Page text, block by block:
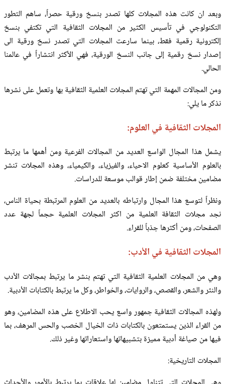
وبعد ان كانت هذه المجلات كلها تصدر بنسخ ورقية حصراً، ساهم التطور
التكنولوجي في تأسيس الكثير من المجلات الثقافية التي تكتفي بنسخ
إلكترونية رقمية فقط، بينما سارعت المجلات التي تصدر نسخ ورقية الى
إصدار نسخ رقمية إلى جانب النسخ الورقية، فهي الأكثر انتشاراً في عالمنا
الحالي.
ومن المجالات المهمة التي تهتم المجلات العلمية الثقافية بها وتعمل على نشرها
نذكر ما يلي:
المجلات الثقافية في العلوم:
يشمل هذا المجال الواسع العديد من المجالات الفرعية ومن أهمها ما يرتبط
بالعلوم الأساسية كعلوم الاحياء، والفيزياء، والكيمياء، وهذه المجلات تنشر
مضامين مختلفة ضمن إطار قوالب موسعة للدراسات.
ونظراً لتوسع هذا المجال وارتباطه بالعديد من العلوم المرتبطة بحياة الناس،
نجد مجلات الثقافة العلمية من اكثر المجلات العلمية حجماً لجهة عدد
الصفحات، ومن أكثرها جذباً للقراء.
المجلات الثقافية في الأدب:
وهي من المجلات العلمية الثقافية التي تهتم بنشر ما يرتبط بمجالات الأدب
والنثر والشعر، والقصص، والروايات، والخواطر، وكل ما يرتبط بالكتابات الأدبية.
ولهذه المجالات الثقافية جمهور واسع يحب الاطلاع على هذه المضامين، وهو
من القراء الذين يستمتعون بالكتابات ذات الخيال الخصب والحس المرهف، بما
فيها من صياغة أدبية مميزة بتشبيهاتها واستعاراتها وغير ذلك.
المجلات التاريخية: